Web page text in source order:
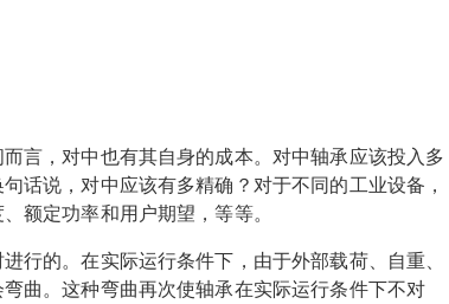
言，对中也有其自身的成本。对中轴承应该投入多
话说，对中应该有多精确？对于不同的工业设备，
额定功率和用户期望，等等。
行的。在实际运行条件下，由于外部载荷、自重、
曲。这种弯曲再次使轴承在实际运行条件下不对